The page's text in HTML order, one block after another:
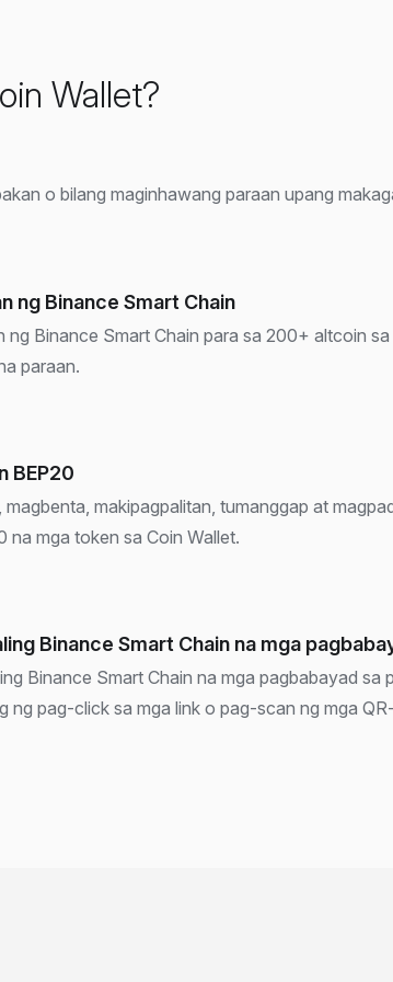
Wallet?
o bilang maginhawang paraan upang
ng Binance Smart Chain
ng Binance Smart Chain para sa 200+ altcoin sa
paraan.
BEP20
magbenta, makipagpalitan, tumanggap at
na mga token sa Coin Wallet.
Binance Smart Chain na mga
Binance Smart Chain na mga pagbabayad sa
ng pag-click sa mga link o pag-scan ng mga